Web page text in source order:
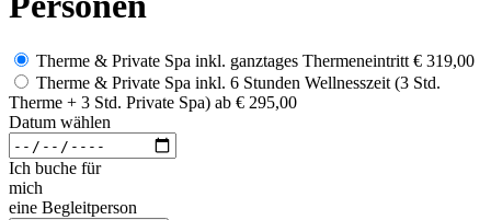
Therme & Private Spa inkl. ganztages Thermeneintritt € 319,00
Therme & Private Spa inkl. 6 Stunden Wellnesszeit (3 Std.
Therme + 3 Std. Private Spa) ab € 295,00
Datum wählen
Ich buche für
mich
eine Begleitperson